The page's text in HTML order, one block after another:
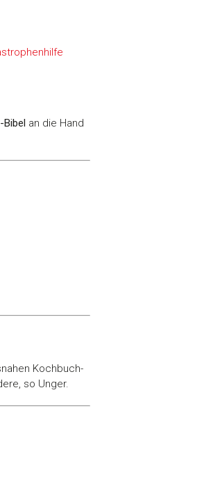
Bibel an die Hand
Kochbuch-
so Unger.